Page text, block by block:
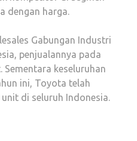
dengan harga.
Gabungan Industri
penjualannya pada
Sementara keseluruhan
ini, Toyota telah
di seluruh Indonesia.